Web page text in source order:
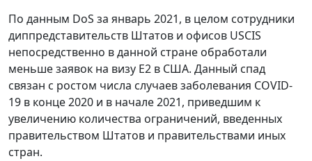
По данным DoS за январь 2021, в целом сотрудники
диппредставительств Штатов и офисов USCIS
непосредственно в данной стране обработали
меньше заявок на визу E2 в США. Данный спад
связан с ростом числа случаев заболевания COVID-
19 в конце 2020 и в начале 2021, приведшим к
увеличению количества ограничений, введенных
правительством Штатов и правительствами иных
стран.